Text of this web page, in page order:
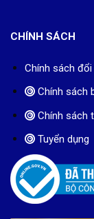
CHÍNH SÁCH
Chính sách
Chính sách
Chính sách
Tuyển dụng